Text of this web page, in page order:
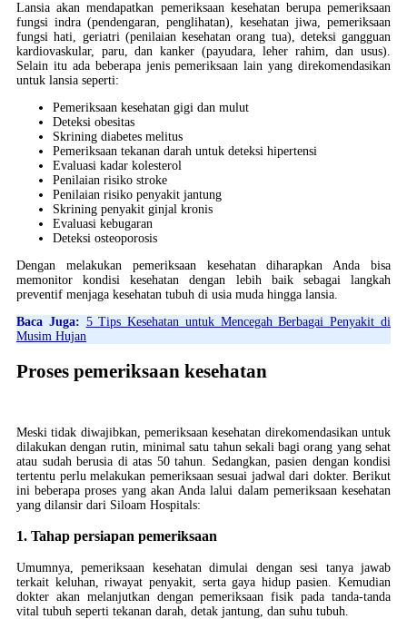
Lansia akan mendapatkan pemeriksaan kesehatan berupa pemeriksaan
fungsi indra (pendengaran, penglihatan), kesehatan jiwa, pemeriksaan
fungsi hati, geriatri (penilaian kesehatan orang tua), deteksi gangguan
kardiovaskular, paru, dan kanker (payudara, leher rahim, dan usus).
Selain itu ada beberapa jenis pemeriksaan lain yang direkomendasikan
untuk lansia seperti:
Pemeriksaan kesehatan gigi dan mulut
Deteksi obesitas
Skrining diabetes melitus
Pemeriksaan tekanan darah untuk deteksi hipertensi
Evaluasi kadar kolesterol
Penilaian risiko stroke
Penilaian risiko penyakit jantung
Skrining penyakit ginjal kronis
Evaluasi kebugaran
Deteksi osteoporosis
Dengan melakukan pemeriksaan kesehatan diharapkan Anda bisa
memonitor kondisi kesehatan dengan lebih baik sebagai langkah
preventif menjaga kesehatan tubuh di usia muda hingga lansia.
Baca Juga: 5 Tips Kesehatan untuk Mencegah Berbagai Penyakit di
Musim Hujan
Proses pemeriksaan kesehatan
Meski tidak diwajibkan, pemeriksaan kesehatan direkomendasikan untuk
dilakukan dengan rutin, minimal satu tahun sekali bagi orang yang sehat
atau sudah berusia di atas 50 tahun. Sedangkan, pasien dengan kondisi
tertentu perlu melakukan pemeriksaan sesuai jadwal dari dokter. Berikut
ini beberapa proses yang akan Anda lalui dalam pemeriksaan kesehatan
yang dilansir dari Siloam Hospitals:
1. Tahap persiapan pemeriksaan
Umumnya, pemeriksaan kesehatan dimulai dengan sesi tanya jawab
terkait keluhan, riwayat penyakit, serta gaya hidup pasien. Kemudian
dokter akan melanjutkan dengan pemeriksaan fisik pada tanda-tanda
vital tubuh seperti tekanan darah, detak jantung, dan suhu tubuh.